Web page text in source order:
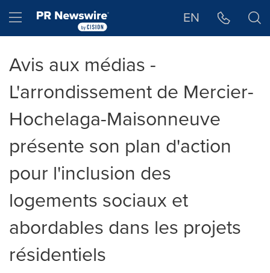
Hamburger menu EN
Avis aux médias -
L'arrondissement de Mercier-
Hochelaga-Maisonneuve
présente son plan d'action
pour l'inclusion des
logements sociaux et
abordables dans les projets
résidentiels